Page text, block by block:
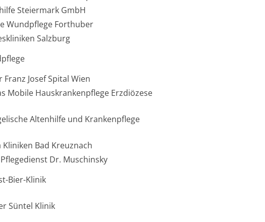
Steiermark GmbH
Wundpflege Forthuber
Salzburg
Franz Josef Spital Wien
Mobile Hauskrankenpflege Erzdiözese
Altenhilfe und Krankenpflege
Kliniken Bad Kreuznach
Dr. Muschinsky
Bier-Klinik
Süntel Klinik